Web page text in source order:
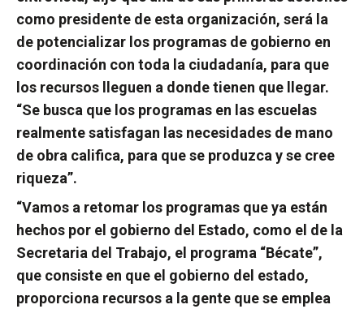
como presidente de esta organización, será la
de potencializar los programas de gobierno en
coordinación con toda la ciudadanía, para que
los recursos lleguen a donde tienen que llegar.
“Se busca que los programas en las escuelas
realmente satisfagan las necesidades de mano
de obra califica, para que se produzca y se cree
riqueza”.
“Vamos a retomar los programas que ya están
hechos por el gobierno del Estado, como el de la
Secretaria del Trabajo, el programa “Bécate”,
que consiste en que el gobierno del estado,
proporciona recursos a la gente que se emplea